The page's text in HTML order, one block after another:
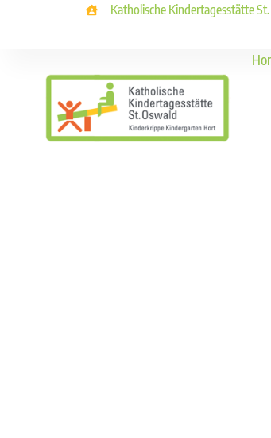
Katholische Kindertagesstätte